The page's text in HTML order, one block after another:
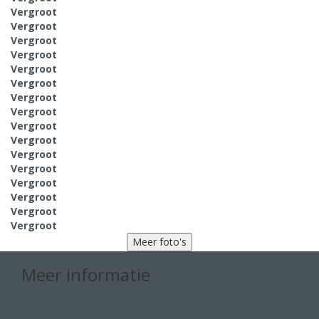
Vergroot
Vergroot
Vergroot
Vergroot
Vergroot
Vergroot
Vergroot
Vergroot
Vergroot
Vergroot
Vergroot
Vergroot
Vergroot
Vergroot
Vergroot
Vergroot
Meer foto's
Meer informatie